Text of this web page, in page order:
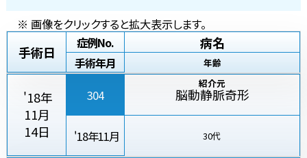
※ 画像をクリックすると拡大表示します。
手術日
症例No.
手術年月
病名
年齢
紹介元
'18年
11月
14日
304
'18年11月
脳動静脈奇形
30代